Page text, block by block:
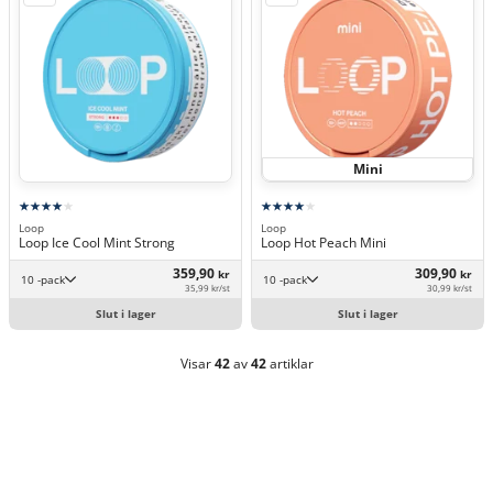
Loop
Loop Ice Cool Mint Strong
10 -pack 359,90 kr
35,99 kr/st
Slut i lager
Mini
Loop
Loop Hot Peach Mini
10 -pack 309,90 kr
30,99 kr/st
Slut i lager
Visar42av42artiklar